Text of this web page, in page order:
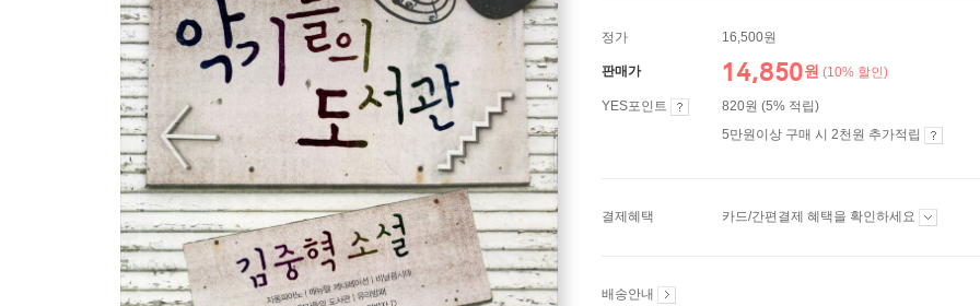
정가 16,500원
판매가 14,850원 (10% 할인)
YES포인트
820원 (5% 적립)
5만원이상 구매 시 2천원 추가적립
결제혜택 카드/간편결제 혜택을 확인하세요
배송안내